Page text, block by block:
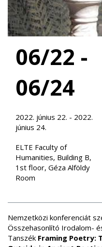
06/22 -
06/24
2022. június 22. - 2022.
június 24.
ELTE Faculty of
Humanities, Building B,
1st floor, Géza Alföldy
Room
Nemzetközi konferenciát
Összehasonlító Irodalom-
Tanszék Framing Poetry: